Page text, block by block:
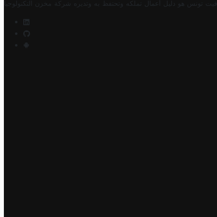
تونس هو دليل أعمال تملكه وتحتفظ به وتديره شركة مخزن التكنولوجيا